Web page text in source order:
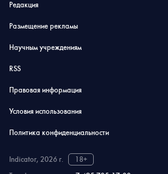
Редакция
Размещение рекламы
Научным учреждениям
RSS
Правовая информация
Условия использования
Политика конфиденциальности
Indicator, 2026 г.
18+